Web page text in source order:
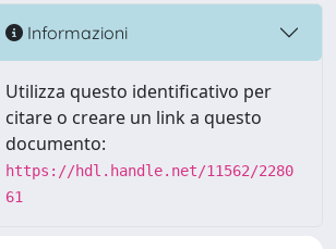
Informazioni
Utilizza questo identificativo per
citare o creare un link a questo
documento:
https://hdl.handle.net/11562/2280
61